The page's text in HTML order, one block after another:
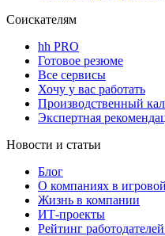
Соискателям
hh PRO
Готовое резюме
Все сервисы
Хочу у вас работать
Производственный
Экспертная
Новости и статьи
Блог
О компаниях в
Жизнь в компании
ИТ-проекты
Рейтинг